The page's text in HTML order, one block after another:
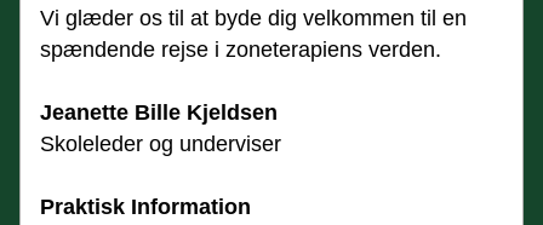
Vi glæder os til at byde dig velkommen til en
spændende rejse i zoneterapiens verden.
Jeanette Bille Kjeldsen
Skoleleder og underviser
Praktisk Information